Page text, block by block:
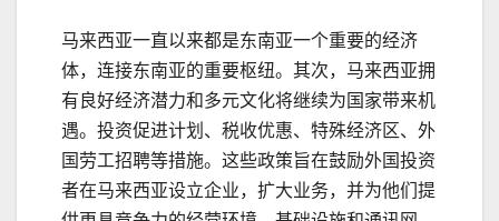
马来西亚一直以来都是东南亚一个重要的经济
体，连接东南亚的重要枢纽。其次，马来西亚拥
有良好经济潜力和多元文化将继续为国家带来机
遇。投资促进计划、税收优惠、特殊经济区、外
国劳工招聘等措施。这些政策旨在鼓励外国投资
者在马来西亚设立企业，扩大业务，并为他们提